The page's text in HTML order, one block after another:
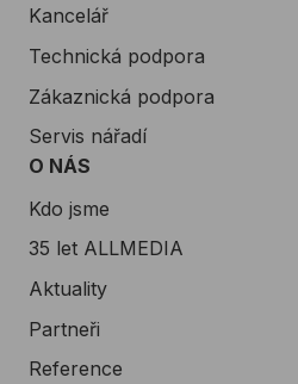
Kancelář
Technická podpora
Zákaznická podpora
Servis nářadí
O NÁS
Kdo jsme
35 let ALLMEDIA
Aktuality
Partneři
Reference